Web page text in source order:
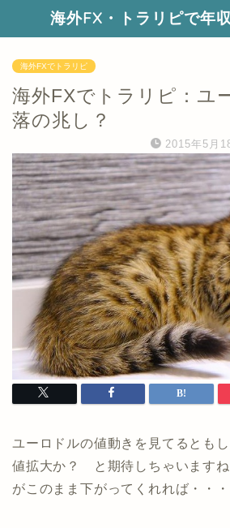
海外FX・トラリピで年
海外FXでトラリピ
海外FXでトラリピ：ユ
落の兆し？
2015年5月
ユーロドルの値動きを見てるとも
値拡大か？ と期待しちゃいますね
がこのまま下がってくれれば・・・